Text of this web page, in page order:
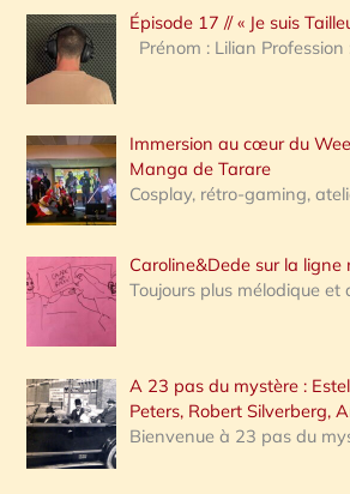
h
e
:
Épisode 17 // « Je suis
Prénom : Lilian Profession
Immersion au cœur du
Manga de Tarare
Cosplay, rétro-gaming,
Caroline&Dede sur la ligne
Toujours plus mélodique et
A 23 pas du mystère :
Peters, Robert Silverberg,
Bienvenue à 23 pas du